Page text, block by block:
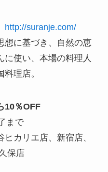
http://suranje.com/
想に基づき、自然の恵
に使い、本場の料理人
理店。
10％OFF
まで
カリエ店、新宿店、
保店